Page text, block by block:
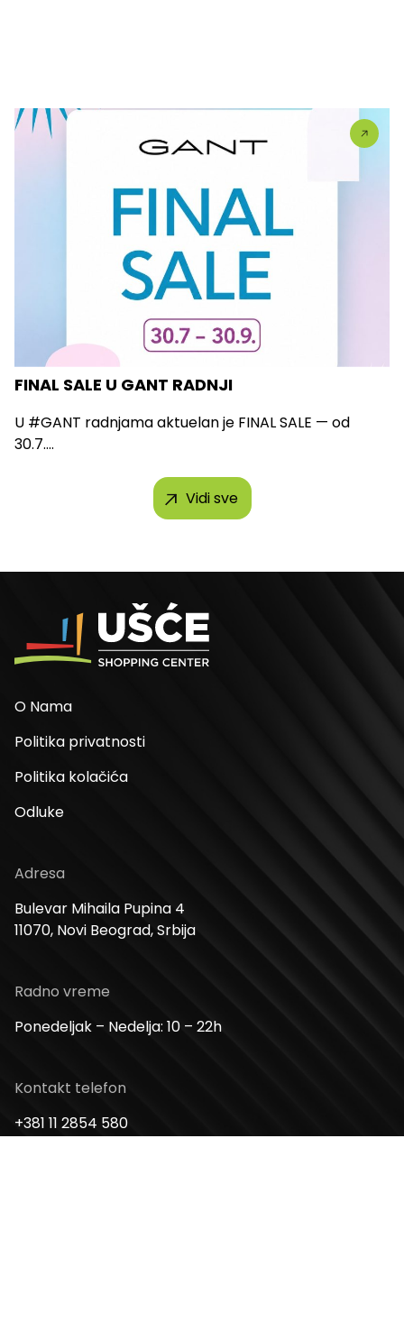
FINAL SALE U GANT RADNJI
U #GANT radnjama aktuelan je FINAL SALE — od
30.7....
Vidi sve
O Nama
Politika privatnosti
Politika kolačića
Odluke
Adresa
Bulevar Mihaila Pupina 4
11070, Novi Beograd, Srbija
Radno vreme
Ponedeljak – Nedelja: 10 – 22h
Kontakt telefon
+381 11 2854 580